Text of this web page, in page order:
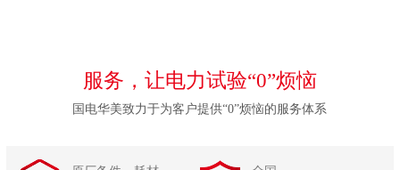
服务，让电力试验“0”烦恼
国电华美致力于为客户提供“0”烦恼的服务体系